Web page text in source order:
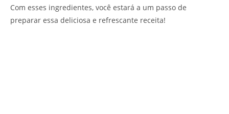
Com esses ingredientes, você estará a um passo de
preparar essa deliciosa e refrescante receita!